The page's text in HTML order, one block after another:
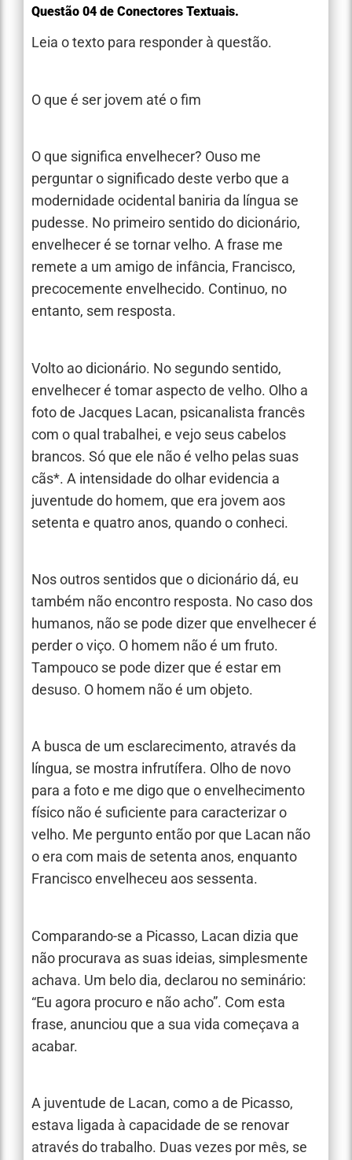
Questão 04 de Conectores Textuais.
Leia o texto para responder à questão.
O que é ser jovem até o fim
O que significa envelhecer? Ouso me
perguntar o significado deste verbo que a
modernidade ocidental baniria da língua se
pudesse. No primeiro sentido do dicionário,
envelhecer é se tornar velho. A frase me
remete a um amigo de infância, Francisco,
precocemente envelhecido. Continuo, no
entanto, sem resposta.
Volto ao dicionário. No segundo sentido,
envelhecer é tomar aspecto de velho. Olho a
foto de Jacques Lacan, psicanalista francês
com o qual trabalhei, e vejo seus cabelos
brancos. Só que ele não é velho pelas suas
cãs*. A intensidade do olhar evidencia a
juventude do homem, que era jovem aos
setenta e quatro anos, quando o conheci.
Nos outros sentidos que o dicionário dá, eu
também não encontro resposta. No caso dos
humanos, não se pode dizer que envelhecer é
perder o viço. O homem não é um fruto.
Tampouco se pode dizer que é estar em
desuso. O homem não é um objeto.
A busca de um esclarecimento, através da
língua, se mostra infrutífera. Olho de novo
para a foto e me digo que o envelhecimento
físico não é suficiente para caracterizar o
velho. Me pergunto então por que Lacan não
o era com mais de setenta anos, enquanto
Francisco envelheceu aos sessenta.
Comparando-se a Picasso, Lacan dizia que
não procurava as suas ideias, simplesmente
achava. Um belo dia, declarou no seminário:
“Eu agora procuro e não acho”. Com esta
frase, anunciou que a sua vida começava a
acabar.
A juventude de Lacan, como a de Picasso,
estava ligada à capacidade de se renovar
através do trabalho. Duas vezes por mês, se